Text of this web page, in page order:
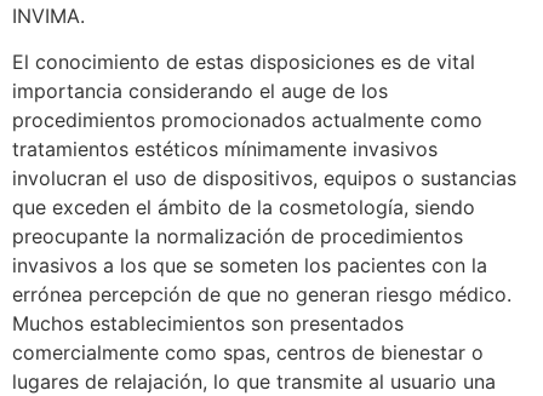
INVIMA.
El conocimiento de estas disposiciones es de vital
importancia considerando el auge de los
procedimientos promocionados actualmente como
tratamientos estéticos mínimamente invasivos
involucran el uso de dispositivos, equipos o sustancias
que exceden el ámbito de la cosmetología, siendo
preocupante la normalización de procedimientos
invasivos a los que se someten los pacientes con la
errónea percepción de que no generan riesgo médico.
Muchos establecimientos son presentados
comercialmente como spas, centros de bienestar o
lugares de relajación, lo que transmite al usuario una